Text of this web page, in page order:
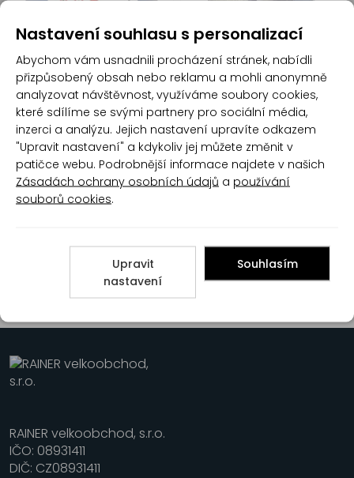
Isobal S1903 lak povrchový
elektroizolační třídy F, 15 kg
ETERNAL lak na beton 0,7kg
lesk transparentní
1
RAINER velkoobchod, s.r.o.
IČO: 08931411
DIČ: CZ08931411
Nastavení souhlasu s personalizací
Abychom vám usnadnili procházení stránek, nabídli
přizpůsobený obsah nebo reklamu a mohli anonymně
analyzovat návštěvnost, využíváme soubory cookies,
které sdílíme se svými partnery pro sociální média,
inzerci a analýzu. Jejich nastavení upravíte odkazem
"Upravit nastavení" a kdykoliv jej můžete změnit v
patičce webu. Podrobnější informace najdete v našich
Zásadách ochrany osobních údajů a používání
souborů cookies.
Upravit
nastavení
Souhlasím